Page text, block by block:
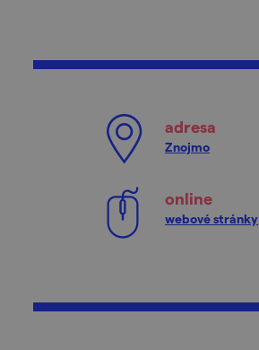
adresa
Znojmo
online
webové stránky